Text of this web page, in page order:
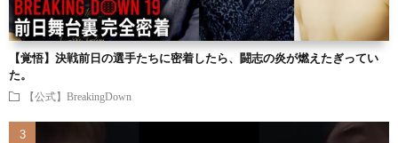
【覚悟】決戦前日の選手たちに密着したら、闘志の炎が燃えたぎってい
た。
【公式】BreakingDown